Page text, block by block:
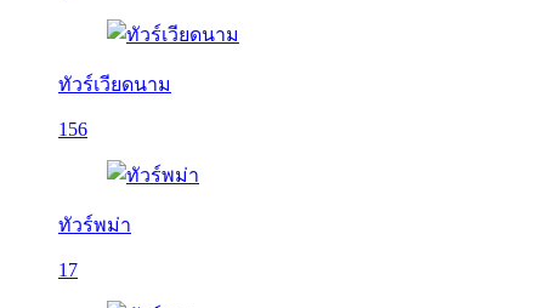
ทัวร์เวียดนาม
156
ทัวร์พม่า
17